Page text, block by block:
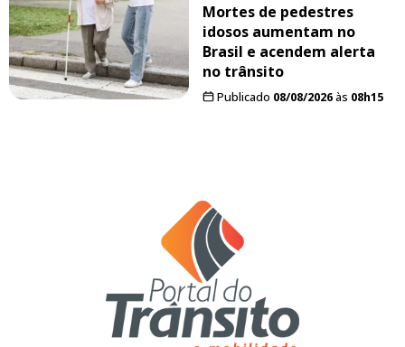
Mortes de pedestres
idosos aumentam no
Brasil e acendem alerta
no trânsito
Publicado 08/08/2026às 08h15